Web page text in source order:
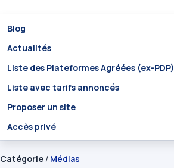
Blog
Actualités
Liste des Plateformes Agréées (ex-PDP)
Liste avec tarifs annoncés
Proposer un site
Accès privé
Catégorie / Médias